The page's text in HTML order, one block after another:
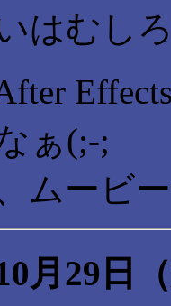
はむし
ぁ(;-;
ムービ
月29日